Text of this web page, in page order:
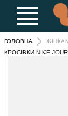
ГОЛОВНА
КРОСІВКИ NIKE